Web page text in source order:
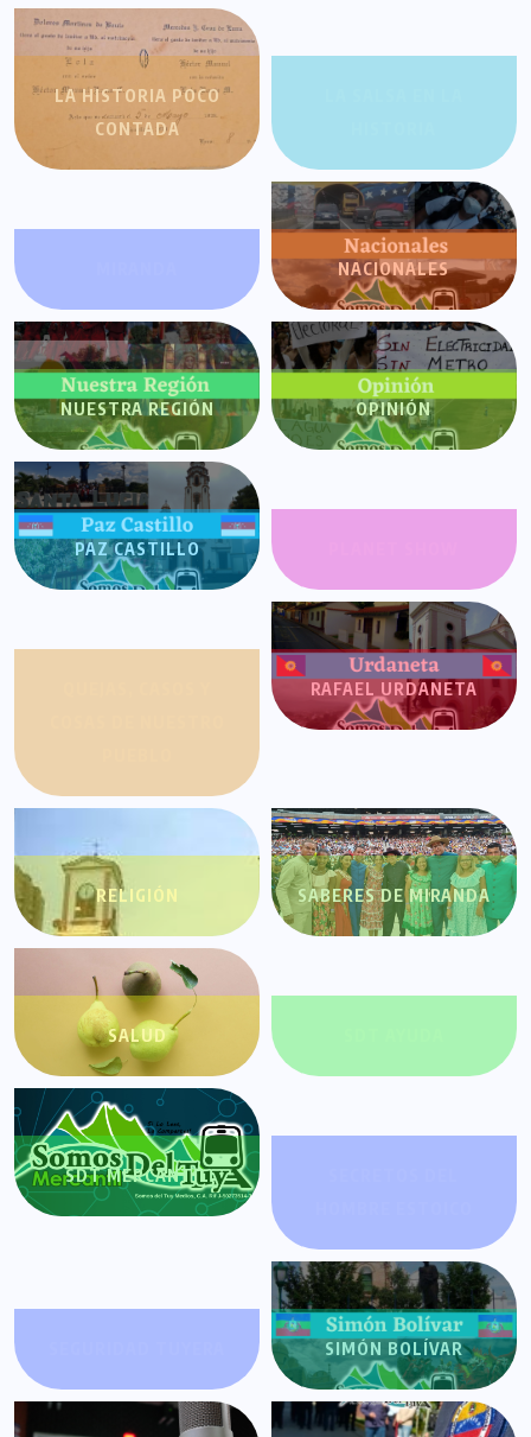
LA HISTORIA POCO
CONTADA
NACIONALES
NUESTRA REGIÓN OPINIÓN
PAZ CASTILLO
RAFAEL URDANETA
RELIGIÓN SABERES DE MIRANDA
SALUD
SDT MERCANTIL
SIMÓN BOLÍVAR